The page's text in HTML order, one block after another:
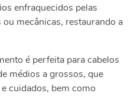
enfraquecidos pelas
mecânicas, restaurando a
é perfeita para cabelos
médios a grossos, que
cuidados, bem como